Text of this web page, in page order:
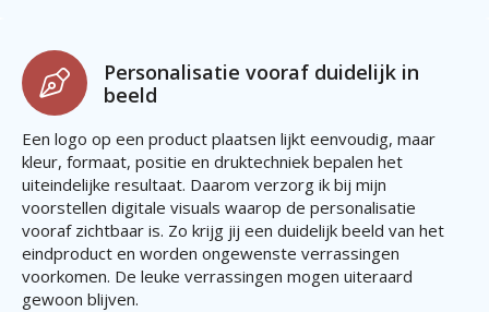
Personalisatie vooraf duidelijk in
beeld
Een logo op een product plaatsen lijkt eenvoudig, maar
kleur, formaat, positie en druktechniek bepalen het
uiteindelijke resultaat. Daarom verzorg ik bij mijn
voorstellen digitale visuals waarop de personalisatie
vooraf zichtbaar is. Zo krijg jij een duidelijk beeld van het
eindproduct en worden ongewenste verrassingen
voorkomen. De leuke verrassingen mogen uiteraard
gewoon blijven.